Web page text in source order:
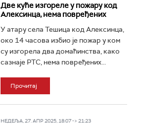
Две куће изгореле у пожару код
Алексинца, нема повређених
У атару села Тешица код Алексинца,
око 14 часова избио је пожар у ком
су изгорела два домаћинства, како
сазнаје РТС, нема повређених...
Прочитај
НЕДЕЉА, 27. АПР 2025, 18:07 -> 21:23